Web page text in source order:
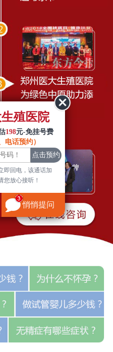
殖医院
198元-免挂号费
电话预约）
即回电，该通话加
您放心接听！
悄悄提问